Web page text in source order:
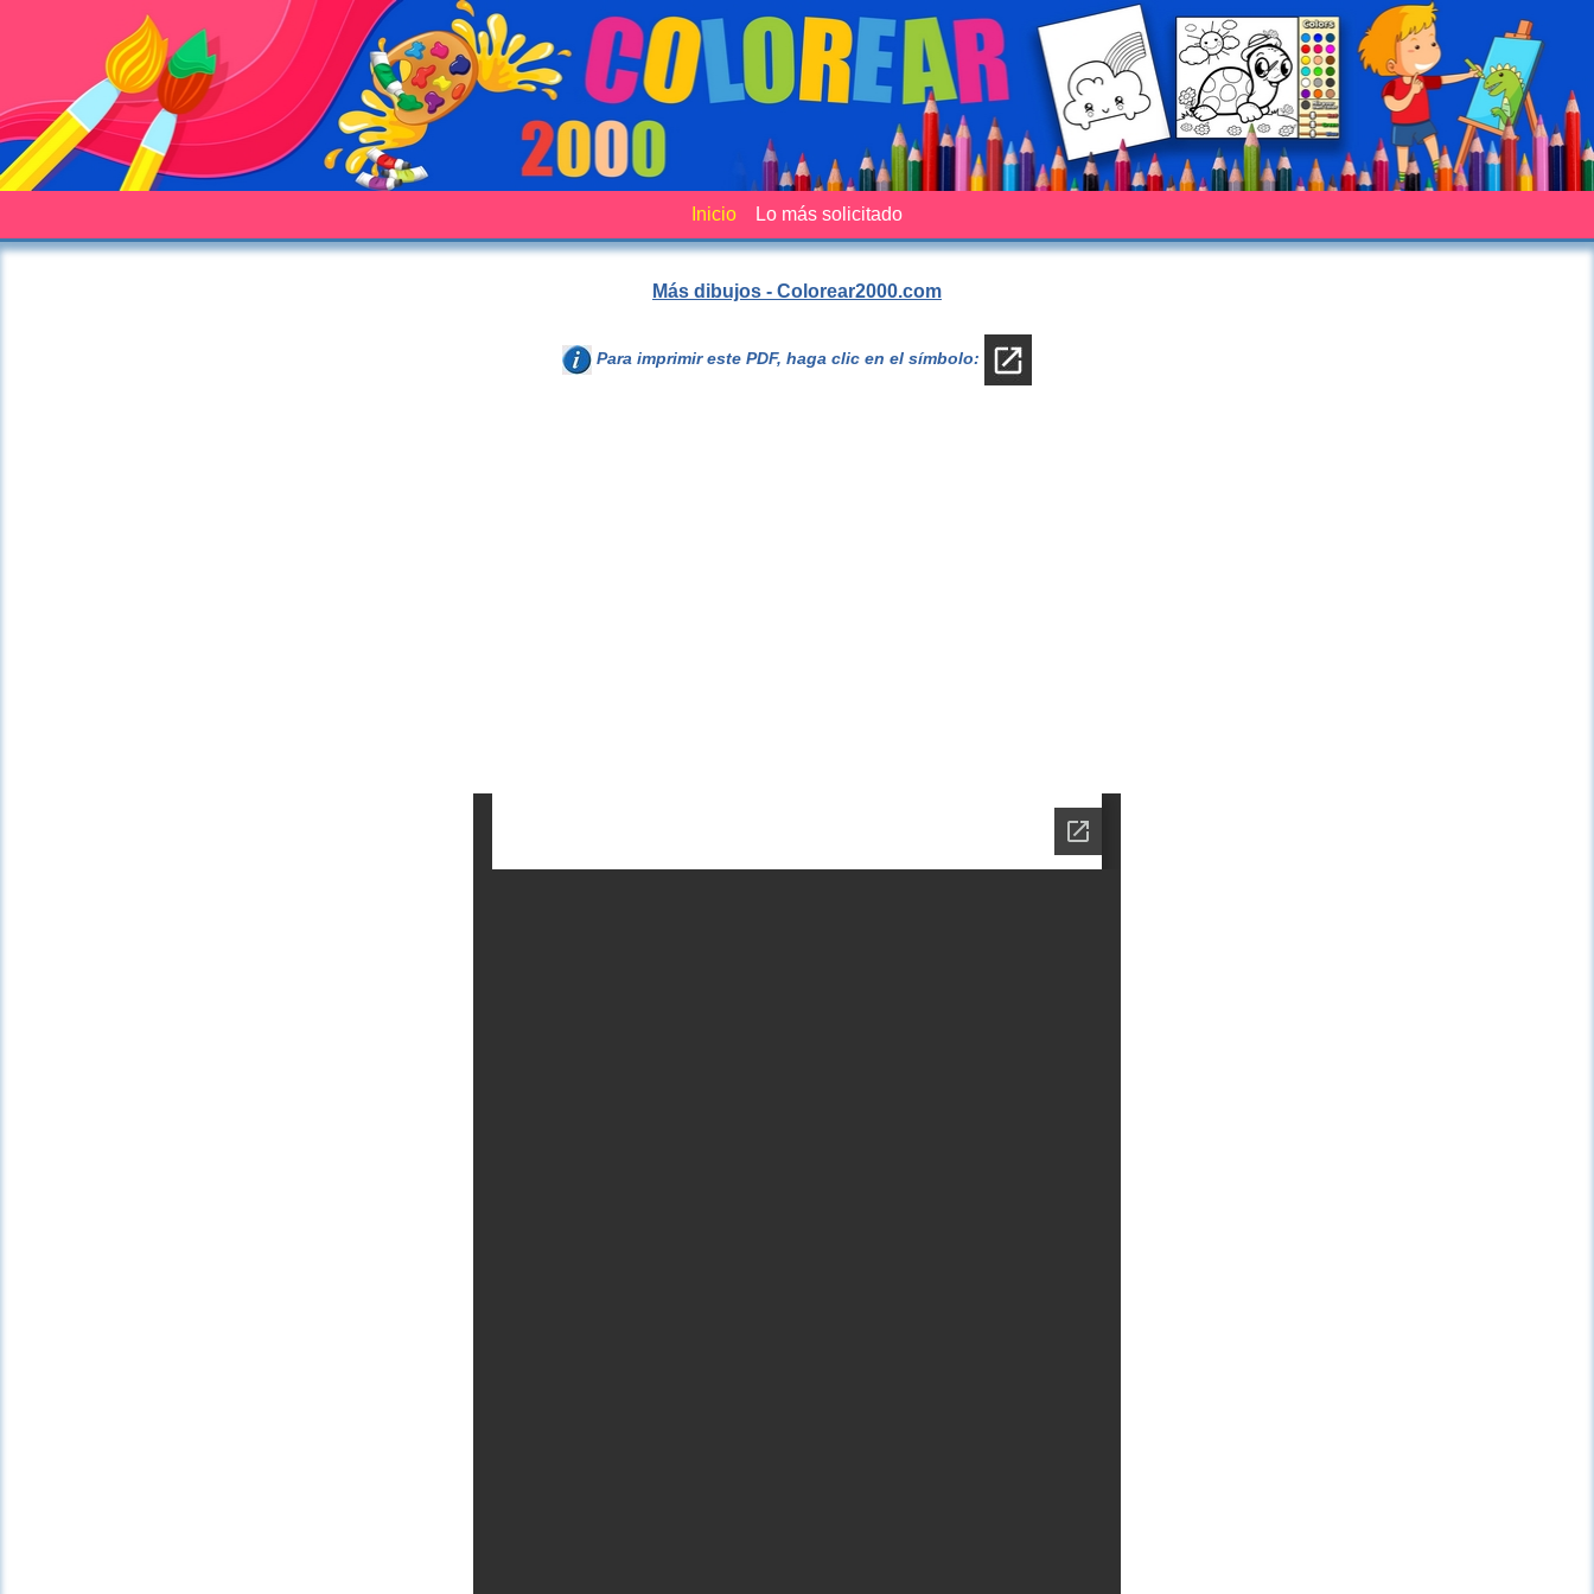
Inicio Lo más solicitado
Más dibujos - Colorear2000.com
Para imprimir este PDF, haga clic en el símbolo: